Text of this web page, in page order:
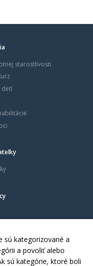
starostlivosti
detí
sú kategorizované a
a povoliť alebo
sú kategórie, ktoré boli